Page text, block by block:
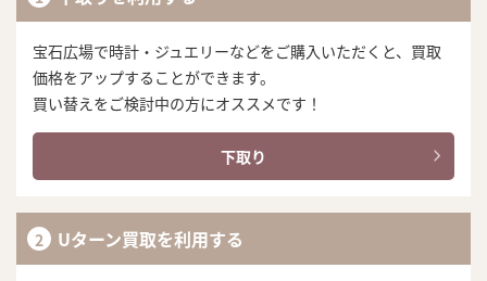
宝石広場で時計・ジュエリーなどをご購入いただくと、買取
価格をアップすることができます。
買い替えをご検討中の方にオススメです！
下取り
Uターン買取を利用する